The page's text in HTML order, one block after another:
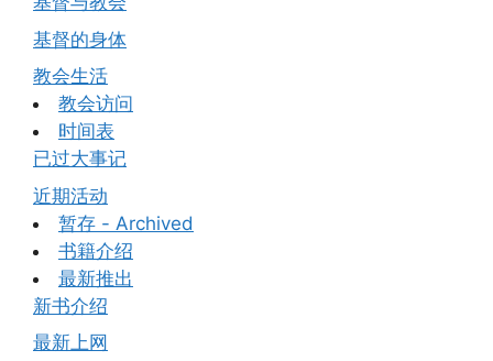
基督的身体
教会生活
教会访问
时间表
已过大事记
近期活动
暂存 - Archived
书籍介绍
最新推出
新书介绍
最新上网